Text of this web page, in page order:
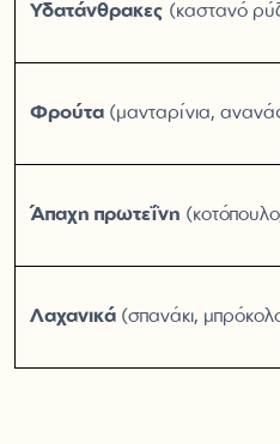
Υδατάνθρακες (καστανό
Φρούτα (μανταρίνια,
Άπαχη πρωτεΐνη
Λαχανικά (σπανάκι,